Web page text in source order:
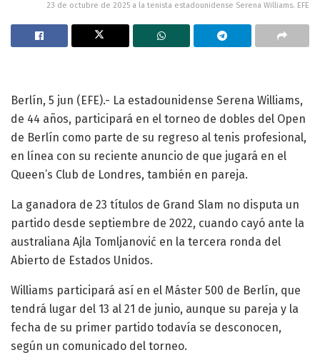
23 de octubre de 2025 a la tenista estadounidense Serena Williams. EFE
Berlín, 5 jun (EFE).- La estadounidense Serena Williams,
de 44 años, participará en el torneo de dobles del Open
de Berlín como parte de su regreso al tenis profesional,
en línea con su reciente anuncio de que jugará en el
Queen’s Club de Londres, también en pareja.
La ganadora de 23 títulos de Grand Slam no disputa un
partido desde septiembre de 2022, cuando cayó ante la
australiana Ajla Tomljanović en la tercera ronda del
Abierto de Estados Unidos.
Williams participará así en el Máster 500 de Berlín, que
tendrá lugar del 13 al 21 de junio, aunque su pareja y la
fecha de su primer partido todavía se desconocen,
según un comunicado del torneo.